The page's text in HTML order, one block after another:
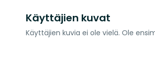
Käyttäjien kuvat
Käyttäjien kuvia ei ole vielä. Ole